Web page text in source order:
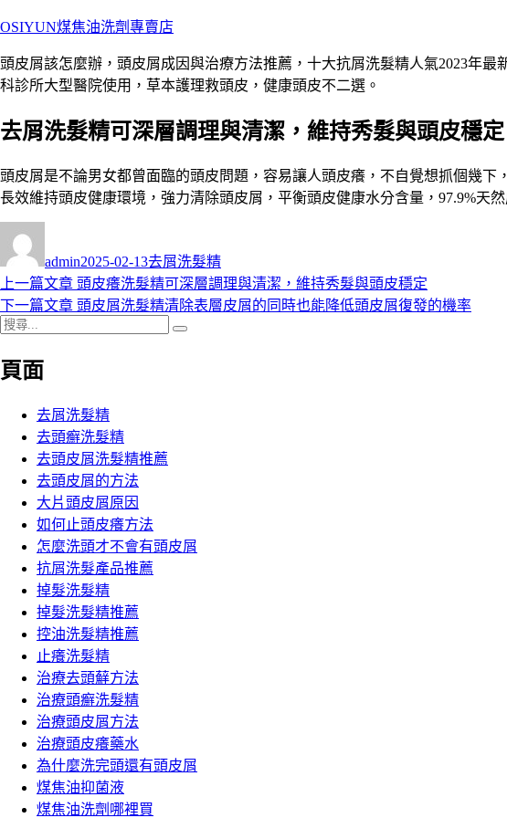
跳
主
要
容
OSIYUN煤焦油洗劑專賣店
頭皮屑該怎麼辦，頭皮屑成因與治療方法推薦，十大抗屑洗髮精人氣2023年
科診所大型醫院使用，草本護理救頭皮，健康頭皮不二選。
去屑洗髮精可深層調理與清潔，維持秀髮與頭皮穩定
頭皮屑是不論男女都曾面臨的頭皮問題，容易讓人頭皮癢，不自覺想抓個幾下，
長效維持頭皮健康環境，強力清除頭皮屑，平衡頭皮健康水分含量，97.9%天
者
admin佈
日
期:
2025-02-13類
去屑洗髮精
文
章
覽
上一篇文章 上
一
頭皮癢洗髮精可深層調理與清潔，維持秀髮與頭皮穩定
下一篇文章 下
頭皮屑洗髮精清除表層皮屑的同時也能降低頭皮屑復發的機率
搜
關
頁面
去屑洗髮精
去頭癬洗髮精
去頭皮屑洗髮精推薦
去頭皮屑的方法
大片頭皮屑原因
如何止頭皮癢方法
怎麼洗頭才不會有頭皮屑
抗屑洗髮產品推薦
掉髮洗髮精
掉髮洗髮精推薦
控油洗髮精推薦
止癢洗髮精
治療去頭蘚方法
治療頭癬洗髮精
治療頭皮屑方法
治療頭皮癢藥水
為什麼洗完頭還有頭皮屑
煤焦油抑菌液
煤焦油洗劑哪裡買